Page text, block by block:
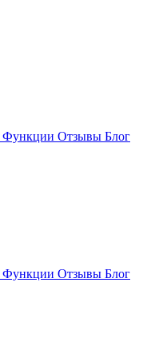
Функции Отзывы Блог
Функции Отзывы Блог